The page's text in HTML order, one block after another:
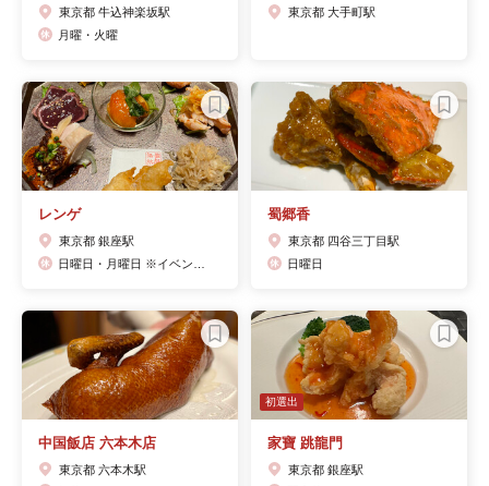
東京都 牛込神楽坂駅
月曜・火曜
東京都 大手町駅
レンゲ
東京都 銀座駅
蜀郷香
東京都 四谷三丁目駅
日曜日
中国飯店 六本木店
東京都 六本木駅
初選出
家寶 跳龍門
東京都 銀座駅